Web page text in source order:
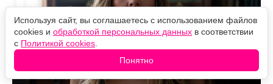
Используя сайт, вы соглашаетесь с использованием файлов
cookies и обработкой персональных данных в соответствии
с Политикой cookies
Понятно